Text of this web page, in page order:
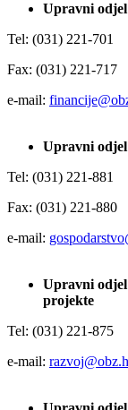
Upravni
Tel: (031) 221-701
Fax: (031) 221-717
e-mail:
Upravni
Tel: (031) 221-881
Fax: (031) 221-880
e-mail:
Upravni
projekte
Tel: (031) 221-875
e-mail: